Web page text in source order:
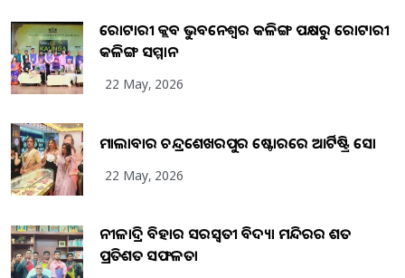
ରୋଟାରୀ କ୍ଲବ ଭୁବନେଶ୍ୱର କଳିଙ୍ଗ ପକ୍ଷରୁ ରୋଟାରୀ
କଳିଙ୍ଗ ସମ୍ମାନ
22 May, 2026
ମାଲାବାର ଚନ୍ଦ୍ରଶେଖରପୁର ଷ୍ଟୋରରେ ଆର୍ଟିଷ୍ଟ୍ରି ସୋ
22 May, 2026
ନୀଳାଦ୍ରି ବିହାର ସରସ୍ୱତୀ ବିଦ୍ୟା ମନ୍ଦିରର ଶତ
ପ୍ରତିଶତ ସଫଳତା